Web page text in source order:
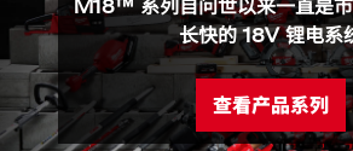
流量（l/min） 30.3
最大揚程高度 (m) 23
Max. suction height (m) 5.5
Max Water Temperature
M18™ 系列自问世以来一直是
长快的 18V 锂电系
查看产品系列